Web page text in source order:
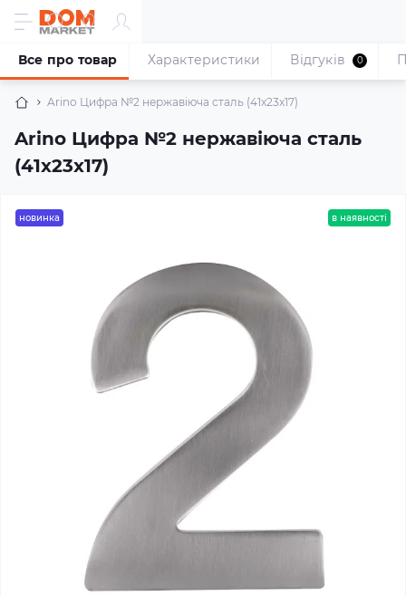
Arino Цифра №2 нержавіюча сталь (41x23x17)
Arino Цифра №2 нержавіюча сталь
(41x23x17)
Все про товар Характеристики Відгуків 0
новинка в наявності